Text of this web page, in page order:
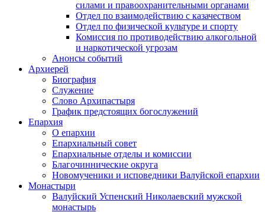
силами и правоохранительными органами
Отдел по взаимодействию с казачеством
Отдел по физической культуре и спорту
Комиссия по противодействию алкогольной
и наркотической угрозам
Анонсы событий
Архиерей
Биография
Служение
Слово Архипастыря
График предстоящих богослужений
Епархия
О епархии
Епархиальный совет
Епархиальные отделы и комиссии
Благочиннические округа
Новомученики и исповедники Валуйской епархии
Монастыри
Валуйский Успенский Николаевский мужской
монастырь